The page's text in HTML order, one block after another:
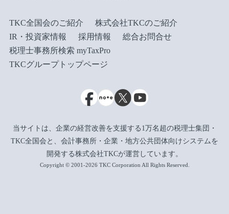
TKC全国会のご紹介
株式会社TKCのご紹介
IR・投資家情報
採用情報
総合お問合せ
税理士事務所検索 myTaxPro
TKCグループトップページ
当サイトは、企業の経営改善を支援する1万名超の税理士集団・
TKC全国会と、会計事務所・企業・地方公共団体向けシステムを
開発する株式会社TKCが運営しています。
Copyright © 2001-2026 TKC Corporation All Rights Reserved.